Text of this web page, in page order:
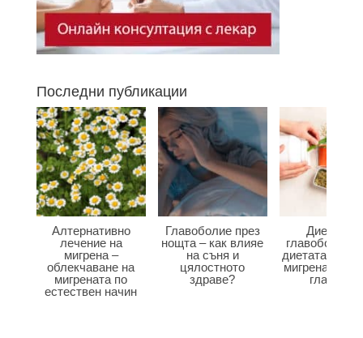
Последни публикации
Алтернативно
лечение на
мигрена –
облекчаване на
мигрената по
естествен начин
Главоболие през
нощта – как влияе
на съня и
цялостното
здраве?
Диета при
главоболие –
диетата
мигрена и
главата?